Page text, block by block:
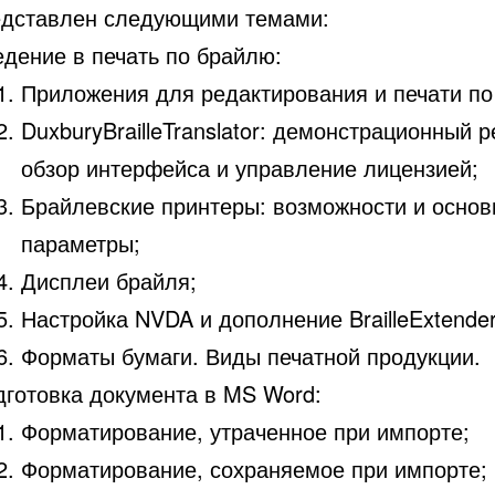
следующими темами:
в печать по брайлю:
Приложения для редактирования и печати
DuxburyBrailleTranslator: демонстрационный
обзор интерфейса и управление лицензией;
Брайлевские принтеры: возможности и
параметры;
Дисплеи брайля;
Настройка NVDA и дополнение
Форматы бумаги. Виды печатной продукции.
документа в MS Word:
Форматирование, утраченное при импорте;
Форматирование, сохраняемое при импорте;